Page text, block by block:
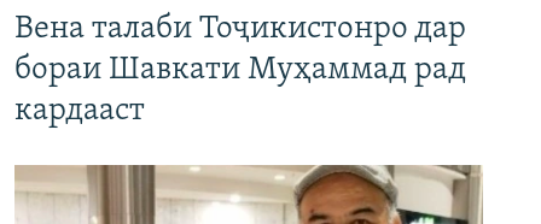
Вена талаби Тоҷикистонро дар
бораи Шавкати Муҳаммад рад
кардааст